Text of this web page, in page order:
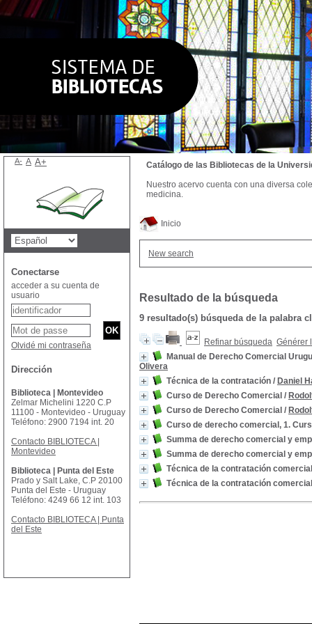
Inicio
New search
Resultado de la búsqueda
9 resultado(s) búsqueda de la palabra
Refinar búsqueda Générer
Manual de Derecho Comercial
Olivera
Técnica de la contratación / Daniel
Curso de Derecho Comercial /
Curso de Derecho Comercial /
Curso de derecho comercial, 1.
Summa de derecho comercial y
Summa de derecho comercial y
Técnica de la contratación
Técnica de la contratación
Catálogo de las Bibliotecas de la
Nuestro acervo cuenta con una diversa
medicina.
A- A A+
Conectarse
acceder a su cuenta de
usuario
Olvidé mi contraseña
Dirección
Biblioteca | Montevideo
Zelmar Michelini 1220 C.P
11100 - Montevideo - Uruguay
Teléfono: 2900 7194 int. 20
Contacto BIBLIOTECA |
Montevideo
Biblioteca | Punta del Este
Prado y Salt Lake, C.P 20100
Punta del Este - Uruguay
Teléfono: 4249 66 12 int. 103
Contacto BIBLIOTECA | Punta
del Este